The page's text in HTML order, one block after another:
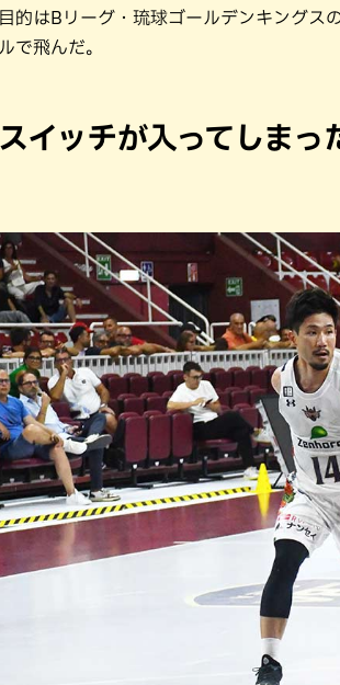
目的はBリーグ・琉球ゴールデンキング
ルで飛んだ。
スイッチが入ってしま